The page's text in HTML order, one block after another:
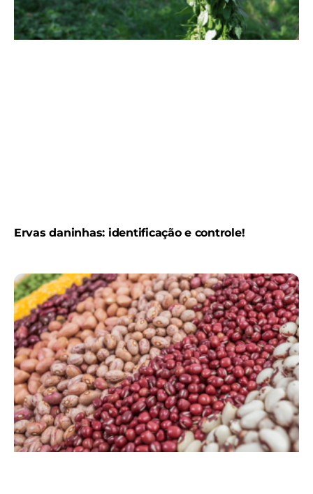
Ervas daninhas: identificação e controle!